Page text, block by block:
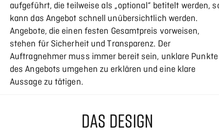
aufgeführt, die teilweise als „optional“ betitelt werden,
kann das Angebot schnell unübersichtlich werden.
Angebote, die einen festen Gesamtpreis vorweisen,
stehen für Sicherheit und Transparenz. Der
Auftragnehmer muss immer bereit sein, unklare Punkte
des Angebots umgehen zu erklären und eine klare
Aussage zu tätigen.
DAS DESIGN